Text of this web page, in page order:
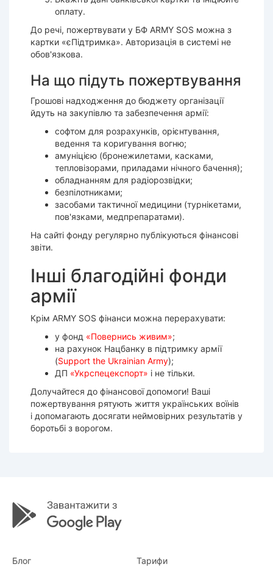
оплату.
До речі, пожертвувати у БФ ARMY SOS можна з
картки «єПідтримка». Авторизація в системі не
обов'язкова.
На що підуть пожертвування
Грошові надходження до бюджету організації
йдуть на закупівлю та забезпечення армії:
софтом для розрахунків, орієнтування,
ведення та коригування вогню;
амуніцією (бронежилетами, касками,
тепловізорами, приладами нічного бачення);
обладнанням для радіорозвідки;
безпілотниками;
засобами тактичної медицини (турнікетами,
пов'язками, медпрепаратами).
На сайті фонду регулярно публікуються фінансові
звіти.
Інші благодійні фонди
армії
Крім ARMY SOS фінанси можна перерахувати:
у фонд «Повернись живим»;
на рахунок Нацбанку в підтримку армії
(Support the Ukrainian Army);
ДП «Укрспецекспорт» і не тільки.
Долучайтеся до фінансової допомоги! Ваші
пожертвування рятують життя українських воїнів
і допомагають досягати неймовірних результатів у
боротьбі з ворогом.
Блог Тарифи